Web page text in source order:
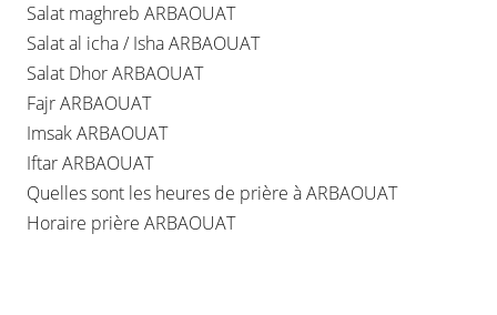
Salat maghreb ARBAOUAT
Salat al icha / Isha ARBAOUAT
Salat Dhor ARBAOUAT
Fajr ARBAOUAT
Imsak ARBAOUAT
Iftar ARBAOUAT
Quelles sont les heures de prière à ARBAOUAT
Horaire prière ARBAOUAT